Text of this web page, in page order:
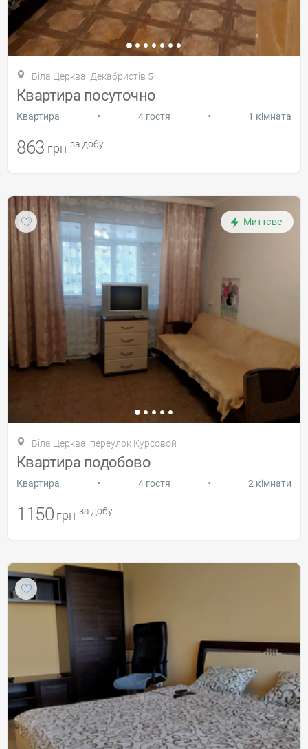
Біла Церква, Декабристів 5
Квартира посуточно
Квартира • 4 гостя • 1 кімната
863 грн за добу
Миттєве
Біла Церква, переулок Курсовой
Квартира подобово
Квартира • 4 гостя • 2 кімнати
1150 грн за добу